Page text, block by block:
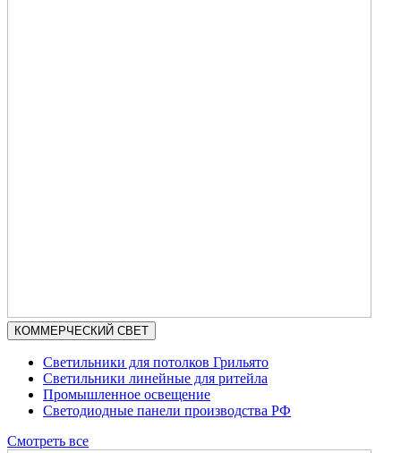
КОММЕРЧЕСКИЙ СВЕТ
Светильники для потолков Грильято
Светильники линейные для ритейла
Промышленное освещение
Светодиодные панели производства РФ
Смотреть все